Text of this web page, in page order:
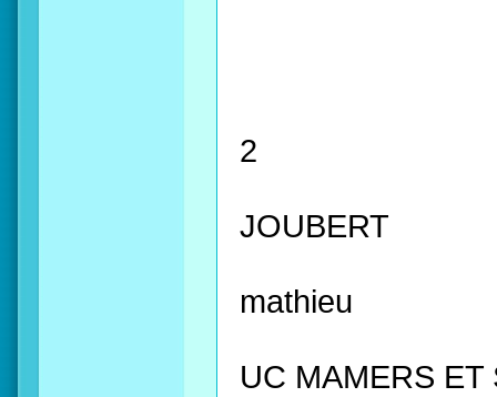
2
JOUBERT
mathieu
UC MAMERS ET